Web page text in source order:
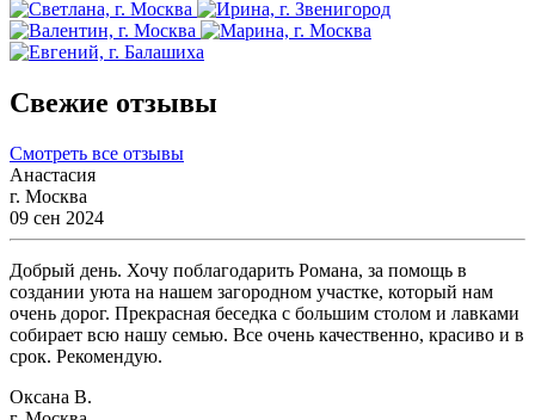
Свежие отзывы
Смотреть все отзывы
Анастасия
г. Москва
09 сен 2024
Добрый день. Хочу поблагодарить Романа, за помощь в
создании уюта на нашем загородном участке, который нам
очень дорог. Прекрасная беседка с большим столом и лавками
собирает всю нашу семью. Все очень качественно, красиво и в
срок. Рекомендую.
Оксана В.